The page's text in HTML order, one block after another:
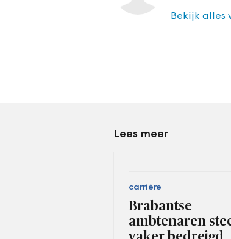
Bekijk alles
Lees meer
carrière
Brabantse
ambtenaren